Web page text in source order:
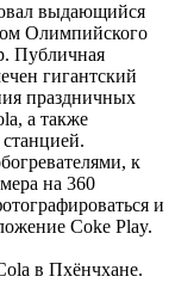
выдающийся
Олимпийского
Публичная
гигантский
праздничных
а также
к
на 360
и
Coke Play.
в Пхёнчхане.